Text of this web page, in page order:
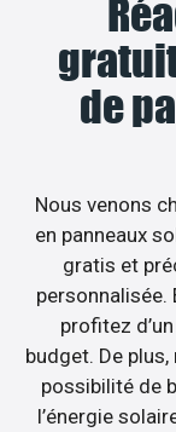
de
Nous venons
en panneaux
gratis et
personnalisée.
profitez
budget. De
possibilité de
l’énergie